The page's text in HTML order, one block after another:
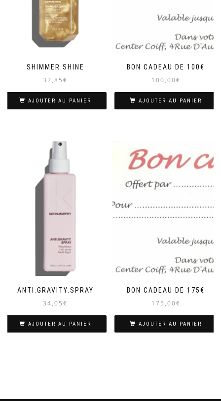
SHIMMER.SHINE
32,85€
AJOUTER AU PANIER
BON CADEAU DE 100€
100,00€
AJOUTER AU PANIER
ANTI.GRAVITY.SPRAY
34,05€
AJOUTER AU PANIER
BON CADEAU DE 175€
175,00€
AJOUTER AU PANIER